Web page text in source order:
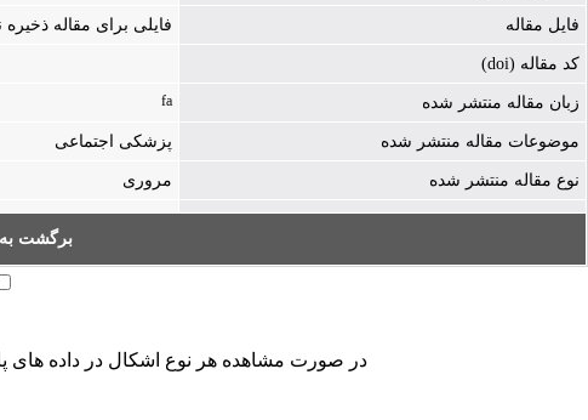
فایل مقاله فایلی برای مقاله
کد مقاله (doi)
زبان مقاله منتشر شده fa
موضوعات مقاله منتشر شده پزشکی اجتماعی
نوع مقاله منتشر شده مروری
برگشت
در صورت مشاهده هر نوع اشکال در داده های